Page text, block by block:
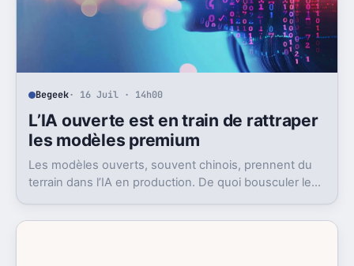
Begeek· 16 Juil · 14h00
L’IA ouverte est en train de rattraper
les modèles premium
Les modèles ouverts, souvent chinois, prennent du
terrain dans l’IA en production. De quoi bousculer le